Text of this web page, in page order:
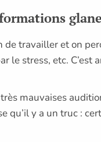
travailler et on
le stress, etc.
très mauvaises
qu’il y a un truc :